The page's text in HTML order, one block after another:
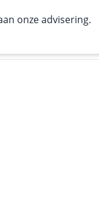
onze advisering.